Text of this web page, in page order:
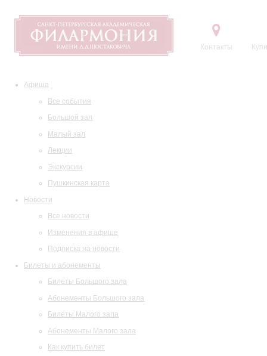
Контакты
Афиша
Все события
Большой зал
Малый зал
Лекции
Экскурсии
Пушкинская карта
Новости
Все новости
Изменения в афише
Подписка на новости
Билеты и абонементы
Билеты Большого зала
Абонементы Большого зала
Билеты Малого зала
Абонементы Малого зала
Как купить билет